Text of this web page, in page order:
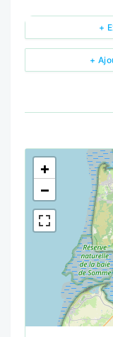
+
+
<!---->
+
−